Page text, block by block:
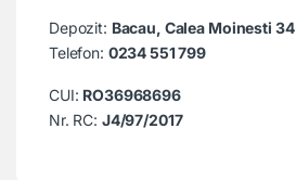
Depozit: Bacau, Calea Moinesti 34
Telefon: 0234 551 799
CUI: RO36968696
Nr. RC: J4/97/2017